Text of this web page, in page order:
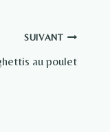
SUIVANT
au poulet